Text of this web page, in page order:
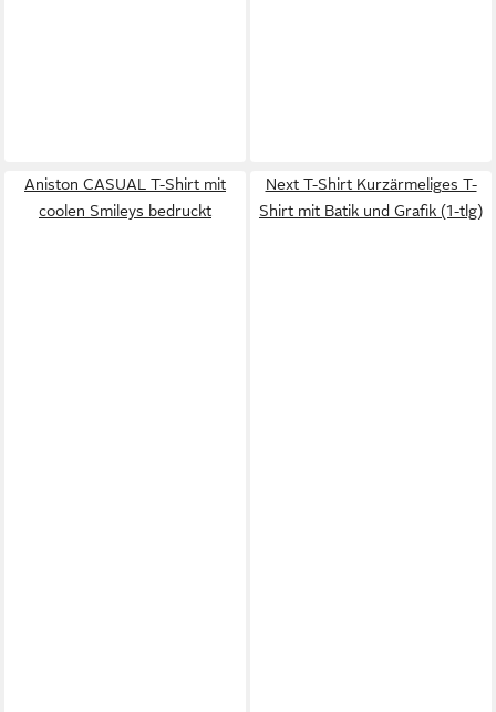
Aniston CASUAL T-Shirt mit
coolen Smileys bedruckt
Next T-Shirt Kurzärmeliges T-
Shirt mit Batik und Grafik (1-tlg)